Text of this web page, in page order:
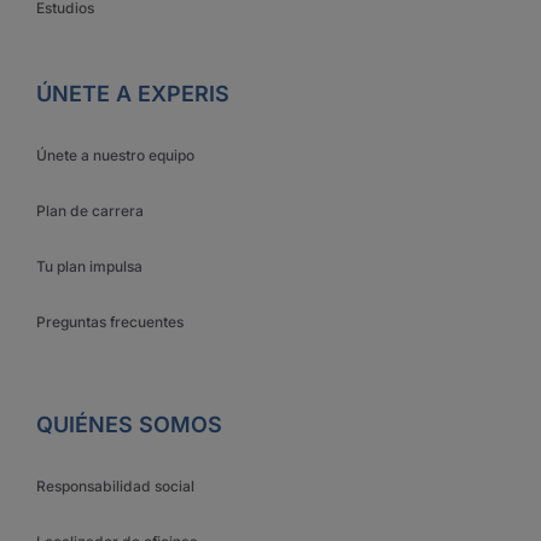
Estudios
ÚNETE A EXPERIS
Únete a nuestro equipo
Plan de carrera
Tu plan impulsa
Preguntas frecuentes
QUIÉNES SOMOS
Responsabilidad social